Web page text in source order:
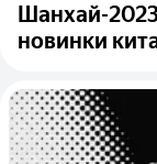
Шанxай-
новинки